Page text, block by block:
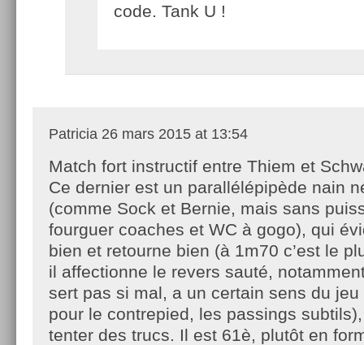
code. Tank U !
Patricia 26 mars 2015 at 13:54
Match fort instructif entre Thiem et
Ce dernier est un parallélépipède nain
(comme Sock et Bernie, mais sans
fourguer coaches et WC à gogo), qui
bien et retourne bien (à 1m70 c’est le
il affectionne le revers sauté,
sert pas si mal, a un certain sens du
pour le contrepied, les passings
tenter des trucs. Il est 61è, plutôt en